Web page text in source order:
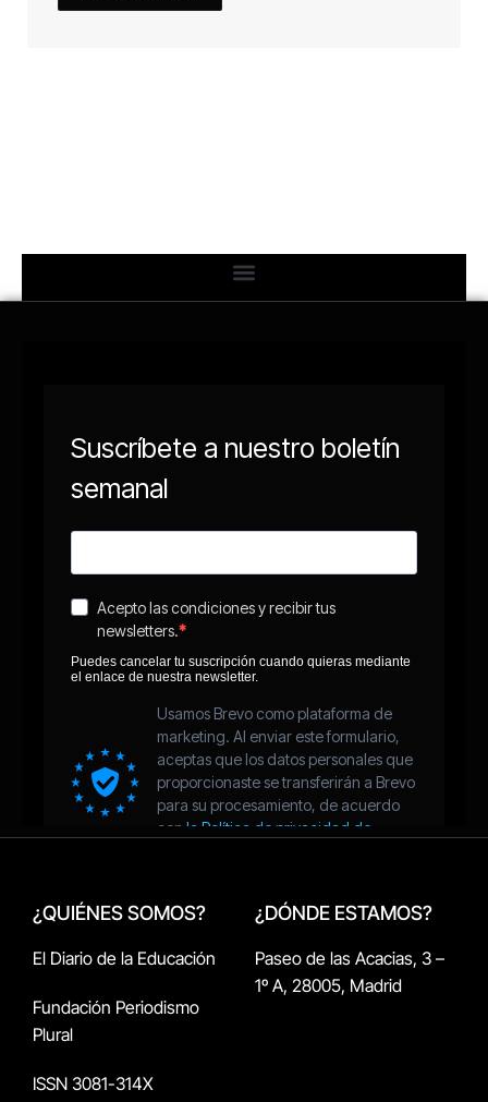
¿QUIÉNES SOMOS?
El Diario de la Educación
Fundación Periodismo
Plural
ISSN 3081-314X
¿DÓNDE ESTAMOS?
Paseo de las Acacias, 3 –
1º A, 28005, Madrid